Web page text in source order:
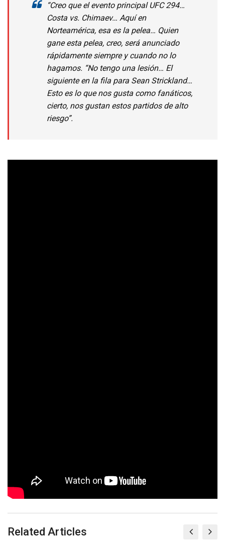
“Creo que el evento principal UFC 294…
Costa vs. Chimaev… Aquí en
Norteamérica, esa es la pelea… Quien
gane esta pelea, creo, será anunciado
rápidamente siempre y cuando no lo
hagamos. “No tengo una lesión… El
siguiente en la fila para Sean Strickland…
Esto es lo que nos gusta como fanáticos,
cierto, nos gustan estos partidos de alto
riesgo”.
Related Articles